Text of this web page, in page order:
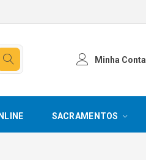
Minha Conta
SACRAMENTOS